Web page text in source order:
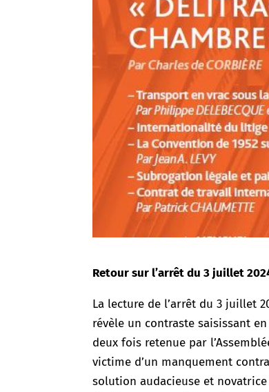
Retour sur l’arrêt du 3 juillet
La lecture de l’arrêt du 3 juillet
révèle un contraste saisissant
deux fois retenue par
victime d’un manquement
solution audacieuse et novatrice